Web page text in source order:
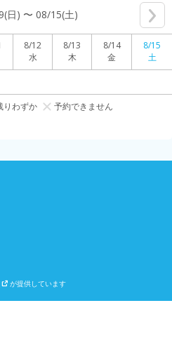
日) 〜 08/15(土)
8/12
水
8/13
木
8/14
金
8/15
土
りわずか 予約できません
が提供しています